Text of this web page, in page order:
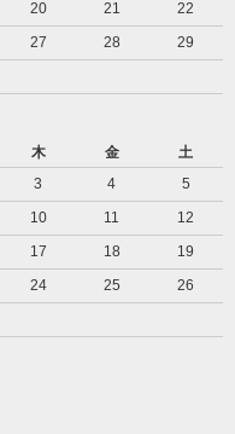
20 21
22
27 28
29
木 金
土
3 4
5
10 11
12
17 18
19
24 25
26